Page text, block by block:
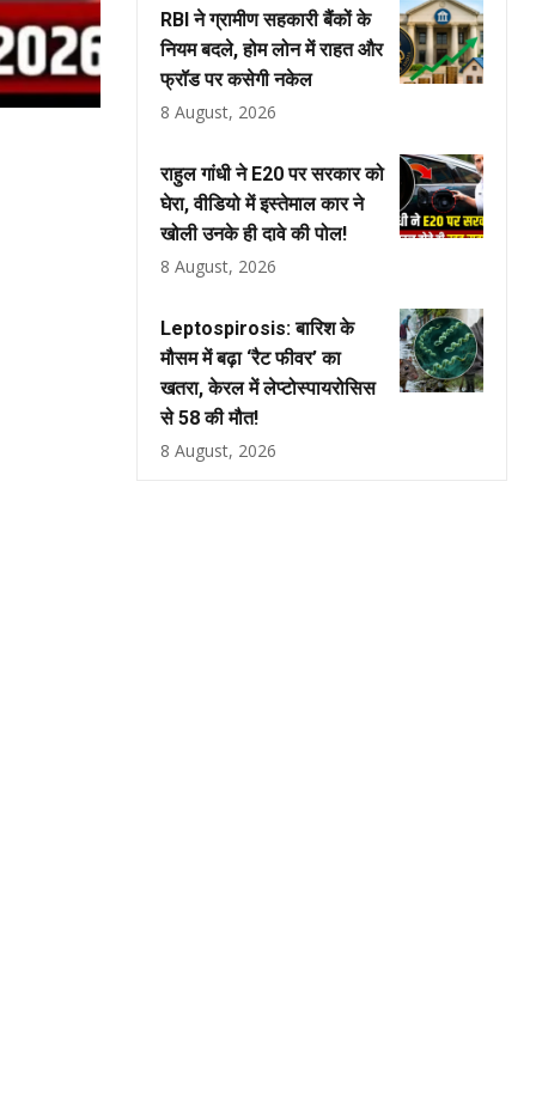
RBI ने ग्रामीण सहकारी बैंकों के
नियम बदले, होम लोन में राहत और
फ्रॉड पर कसेगी नकेल
8 August, 2026
राहुल गांधी ने E20 पर सरकार को
घेरा, वीडियो में इस्तेमाल कार ने
खोली उनके ही दावे की पोल!
8 August, 2026
Leptospirosis: बारिश के
मौसम में बढ़ा ‘रैट फीवर’ का
खतरा, केरल में लेप्टोस्पायरोसिस
से 58 की मौत!
8 August, 2026